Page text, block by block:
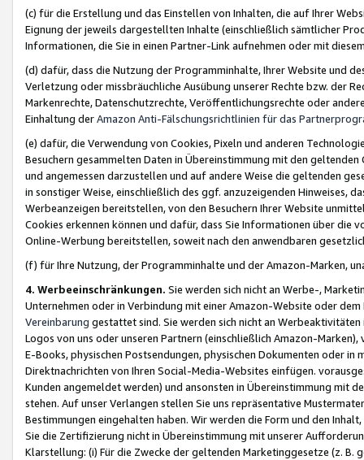
(c) für die Erstellung und das Einstellen von Inhalten, die auf Ihrer
Eignung der jeweils dargestellten Inhalte (einschließlich sämtlicher
Informationen, die Sie in einen Partner-Link aufnehmen oder mit
(d) dafür, dass die Nutzung der Programminhalte, Ihrer Website und
Verletzung oder missbräuchliche Ausübung unserer Rechte bzw. der
Markenrechte, Datenschutzrechte, Veröffentlichungsrechte oder
Einhaltung derAmazon Anti-Fälschungsrichtlinien für das
(e) dafür, die Verwendung von Cookies, Pixeln und anderen
Besuchern gesammelten Daten in Übereinstimmung mit den
und angemessen darzustellen und auf andere Weise die geltenden
in sonstiger Weise, einschließlich des ggf. anzuzeigenden Hinweises,
Werbeanzeigen bereitstellen, von den Besuchern Ihrer Website
Cookies erkennen können und dafür, dass Sie Informationen über die
Online-Werbung bereitstellen, soweit nach den anwendbaren
(f) für Ihre Nutzung, der Programminhalte und der Amazon-Marken,
4. Werbeeinschränkungen. Sie werden sich nicht an Werbe-,
Unternehmen oder in Verbindung mit einer Amazon-Website oder
Vereinbarung gestattet sind. Sie werden sich nicht an
Logos von uns oder unseren Partnern (einschließlich Amazon-
E-Books, physischen Postsendungen, physischen Dokumenten oder in
Direktnachrichten von Ihren Social-Media-Websites einfügen.
Kunden angemeldet werden) und ansonsten in Übereinstimmung mit
stehen. Auf unser Verlangen stellen Sie uns repräsentative
Bestimmungen eingehalten haben. Wir werden die Form und den
Sie die Zertifizierung nicht in Übereinstimmung mit unserer
Klarstellung: (i) Für die Zwecke der geltenden Marketinggesetze (z. B.